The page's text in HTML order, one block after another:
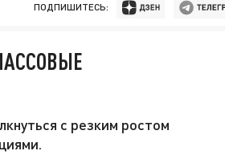
ПОДПИШИТЕСЬ:
с резким ростом